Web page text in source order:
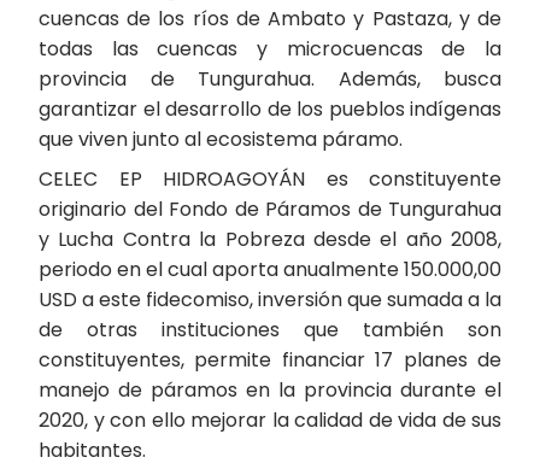
cuencas de los ríos de Ambato y Pastaza, y de
todas las cuencas y microcuencas de la
provincia de Tungurahua. Además, busca
garantizar el desarrollo de los pueblos indígenas
que viven junto al ecosistema páramo.
CELEC EP HIDROAGOYÁN es constituyente
originario del Fondo de Páramos de Tungurahua
y Lucha Contra la Pobreza desde el año 2008,
periodo en el cual aporta anualmente 150.000,00
USD a este fidecomiso, inversión que sumada a la
de otras instituciones que también son
constituyentes, permite financiar 17 planes de
manejo de páramos en la provincia durante el
2020, y con ello mejorar la calidad de vida de sus
habitantes.